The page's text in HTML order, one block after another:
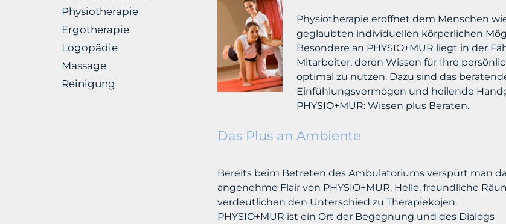
Physiotherapie
Ergotherapie
Logopädie
Massage
Reinigung
Physiotherapie eröffnet dem Menschen
geglaubten individuellen körperlichen
Besondere an PHYSIO+MUR liegt in der
Mitarbeiter, deren Wissen für Ihre
optimal zu nutzen. Dazu sind das
Einfühlungsvermögen und heilende
PHYSIO+MUR: Wissen plus Beraten.
Das Plus an Ambiente
Bereits beim Betreten des Ambulatoriums verspürt man
angenehme Flair von PHYSIO+MUR. Helle, freundliche
verdeutlichen den Unterschied zu Therapiekojen.
PHYSIO+MUR ist ein Ort der Begegnung und des Dialogs